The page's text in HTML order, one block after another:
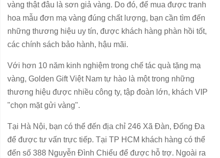
vàng thật đâu là sơn giả vàng. Do đó, để mua được tranh
hoa mẫu đơn mạ vàng đúng chất lượng, bạn cần tìm đến
những thương hiệu uy tín, được khách hàng phàn hồi tốt,
các chính sách bảo hành, hậu mãi.
Với hơn 10 năm kinh nghiệm trong chế tác quà tặng mạ
vàng, Golden Gift Việt Nam tự hào là một trong những
thương hiệu được nhiều công ty, tập đoàn lớn, khách VIP
"chọn mặt gửi vàng".
Tại Hà Nội, bạn có thể đến địa chỉ 246 Xã Đàn, Đống Đa
để được tư vấn trực tiếp. Tại TP HCM khách hàng có thể
đến số 388 Nguyễn Đình Chiểu để được hỗ trợ. Ngoài ra